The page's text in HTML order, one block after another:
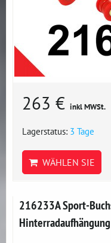
263 € inkl MWSt.
Lagerstatus: 3 Tage
WÄHLEN SIE
216233A Sport-